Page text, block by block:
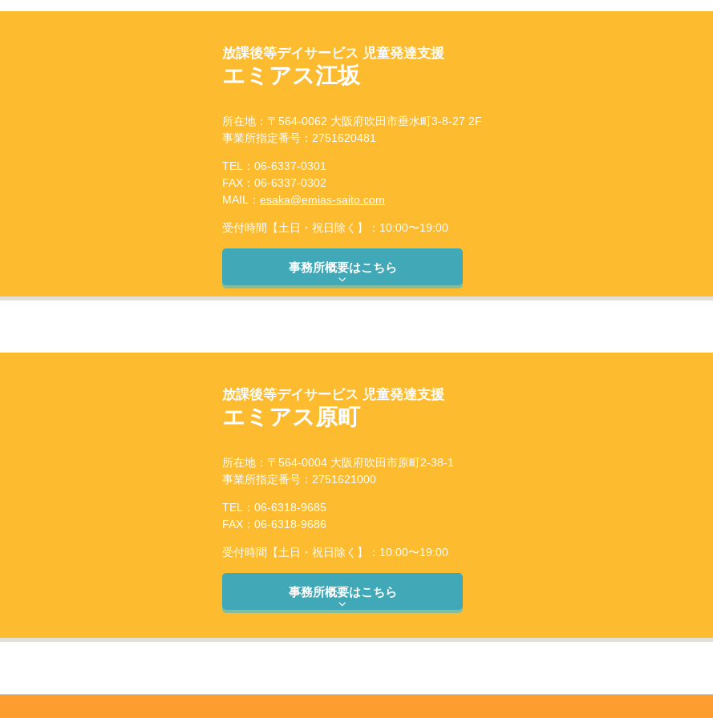
放課後等デイサービス 児童発達支援
エミアス江坂
所在地：〒564-0062 大阪府吹田市垂水町3-8-27 2F
事業所指定番号：2751620481
TEL：06-6337-0301
FAX：06-6337-0302
MAIL： esaka@emias-saito.com
受付時間【土日・祝日除く】：10:00〜19:00
事務所概要はこちら
放課後等デイサービス 児童発達支援
エミアス原町
所在地：〒564-0004 大阪府吹田市原町2-38-1
事業所指定番号：2751621000
TEL：06-6318-9685
FAX：06-6318-9686
受付時間【土日・祝日除く】：10:00〜19:00
事務所概要はこちら